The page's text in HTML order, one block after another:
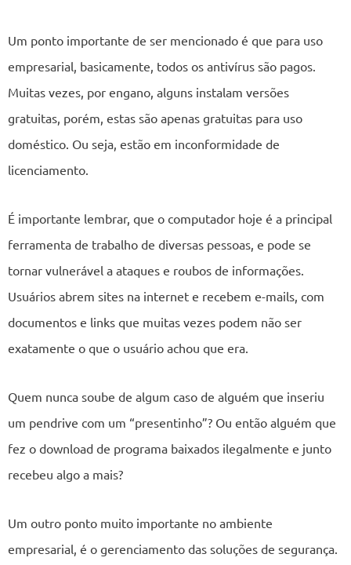
Um ponto importante de ser mencionado é que para uso
empresarial, basicamente, todos os antivírus são pagos.
Muitas vezes, por engano, alguns instalam versões
gratuitas, porém, estas são apenas gratuitas para uso
doméstico. Ou seja, estão em inconformidade de
licenciamento.
É importante lembrar, que o computador hoje é a principal
ferramenta de trabalho de diversas pessoas, e pode se
tornar vulnerável a ataques e roubos de informações.
Usuários abrem sites na internet e recebem e-mails, com
documentos e links que muitas vezes podem não ser
exatamente o que o usuário achou que era.
Quem nunca soube de algum caso de alguém que inseriu
um pendrive com um “presentinho”? Ou então alguém que
fez o download de programa baixados ilegalmente e junto
recebeu algo a mais?
Um outro ponto muito importante no ambiente
empresarial, é o gerenciamento das soluções de segurança.